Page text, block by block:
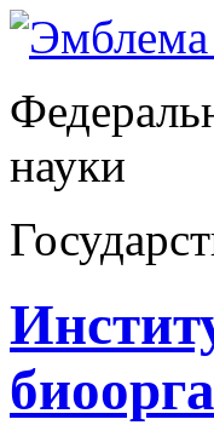
науки